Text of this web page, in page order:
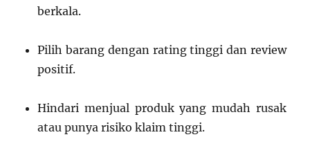
berkala.
Pilih barang dengan rating tinggi dan review
positif.
Hindari menjual produk yang mudah rusak
atau punya risiko klaim tinggi.